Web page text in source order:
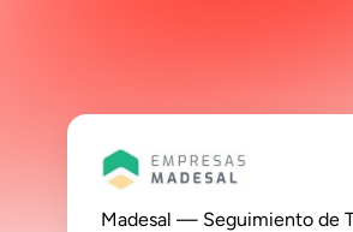
Madesal — Seguimiento de